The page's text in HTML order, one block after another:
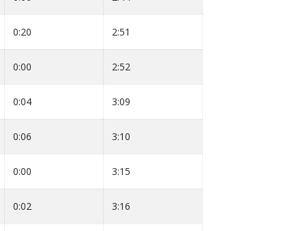
0:20 2:51
0:00 2:52
0:04 3:09
0:06 3:10
0:00 3:15
0:02 3:16